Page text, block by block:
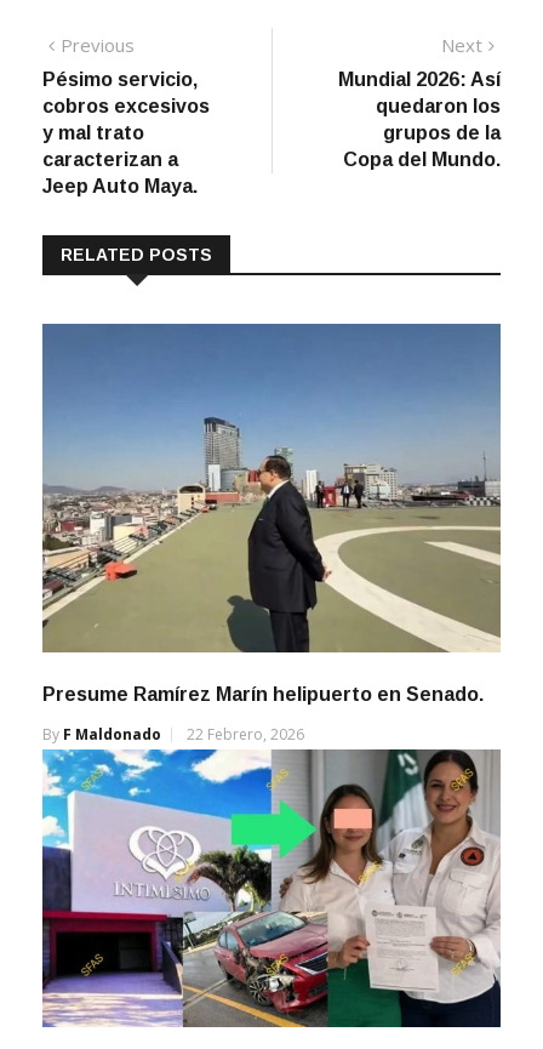
Navegación
de
entradas
Previous
post:
Pésimo servicio,
cobros excesivos
y mal trato
caracterizan a
Jeep Auto Maya.
Next
post:
Mundial 2026: Así
quedaron los
grupos de la
Copa del Mundo.
RELATED POSTS
Presume Ramírez Marín helipuerto en Senado.
By F Maldonado 22 Febrero, 2026